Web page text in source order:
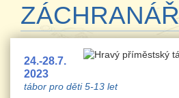
ZÁCHRANÁŘ
24.-28.7.
2023
tábor pro děti 5-13 let